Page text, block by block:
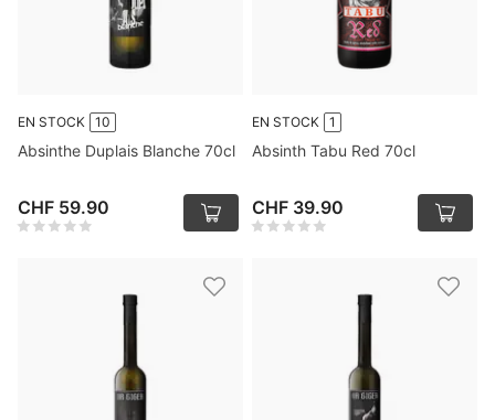
EN STOCK 10
Absinthe Duplais Blanche 70cl
CHF 59.90
EN STOCK 1
Absinth Tabu Red 70cl
CHF 39.90